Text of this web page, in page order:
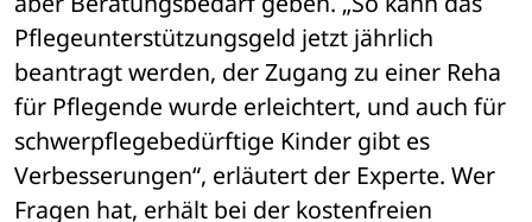
Pflegeunterstützungsgeld jetzt jährlich
beantragt werden, der Zugang zu einer Reha
für Pflegende wurde erleichtert, und auch für
schwerpflegebedürftige Kinder gibt es
Verbesserungen“, erläutert der Experte. Wer
Fragen hat, erhält bei der kostenfreien